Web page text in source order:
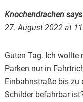
Knochendrachen says
27. August 2022 at
Guten Tag. Ich
Parken nur in
Einbahnstraße bis zu
Schilder befahrbar